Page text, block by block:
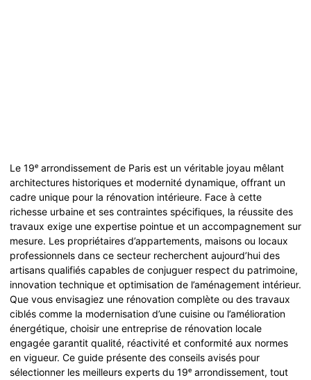
Le 19ᵉ arrondissement de Paris est un véritable joyau mêlant
architectures historiques et modernité dynamique, offrant un
cadre unique pour la rénovation intérieure. Face à cette
richesse urbaine et ses contraintes spécifiques, la réussite des
travaux exige une expertise pointue et un accompagnement sur
mesure. Les propriétaires d’appartements, maisons ou locaux
professionnels dans ce secteur recherchent aujourd’hui des
artisans qualifiés capables de conjuguer respect du patrimoine,
innovation technique et optimisation de l’aménagement intérieur.
Que vous envisagiez une rénovation complète ou des travaux
ciblés comme la modernisation d’une cuisine ou l’amélioration
énergétique, choisir une entreprise de rénovation locale
engagée garantit qualité, réactivité et conformité aux normes
en vigueur. Ce guide présente des conseils avisés pour
sélectionner les meilleurs experts du 19ᵉ arrondissement, tout